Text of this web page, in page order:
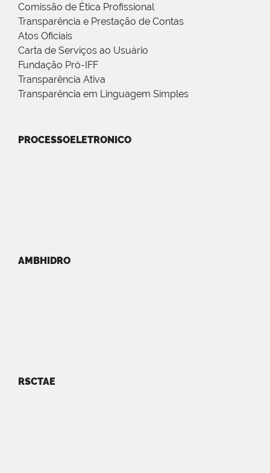
Comissão de Ética Profissional
Transparência e Prestação de Contas
Atos Oficiais
Carta de Serviços ao Usuário
Fundação Pró-IFF
Transparência Ativa
Transparência em Linguagem Simples
PROCESSOELETRONICO
AMBHIDRO
RSCTAE